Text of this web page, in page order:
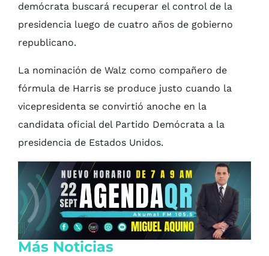
demócrata buscará recuperar el control de la
presidencia luego de cuatro años de gobierno
republicano.
La nominación de Walz como compañero de
fórmula de Harris se produce justo cuando la
vicepresidenta se convirtió anoche en la
candidata oficial del Partido Demócrata a la
presidencia de Estados Unidos.
Más Noticias